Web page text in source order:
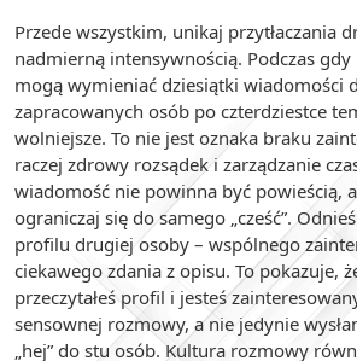
Przede wszystkim, unikaj przytłaczania
nadmierną intensywnością. Podczas
mogą wymieniać dziesiątki wiadomości
zapracowanych osób po czterdziestce
wolniejsze. To nie jest oznaka braku
raczej zdrowy rozsądek i zarządzanie
wiadomość nie powinna być powieścią,
ograniczaj się do samego „cześć”.
profilu drugiej osoby – wspólnego
ciekawego zdania z opisu. To pokazuje,
przeczytałeś profil i jesteś
sensownej rozmowy, a nie jedynie
„hej” do stu osób. Kultura rozmowy